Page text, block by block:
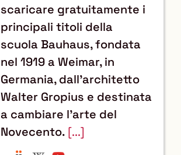
AnobiiWikipedia
scaricare gratuitamente i
principali titoli della
scuola Bauhaus, fondata
nel 1919 a Weimar, in
Germania, dall’architetto
Walter Gropius e destinata
a cambiare l’arte del
Novecento. [...]